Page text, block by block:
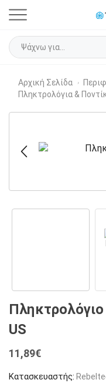
Αρχική Σελίδα ›
Πληκτρολόγια &
US
11,89€
Κατασκευαστής: